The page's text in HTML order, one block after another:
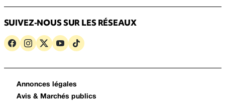
SUIVEZ-NOUS SUR LES RÉSEAUX
Annonces légales
Avis & Marchés publics